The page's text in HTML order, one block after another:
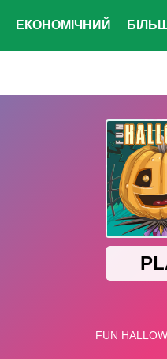
ЕКОНОМІЧНИЙ